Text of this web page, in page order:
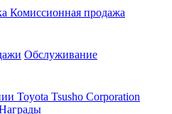
Комиссионная продажа
Обслуживание
Toyota Tsusho Corporation